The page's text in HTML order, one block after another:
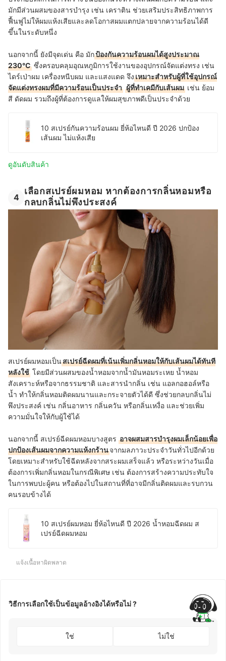
มักมีส่วนผสมของสารบำรุง เช่น เคราติน ช่วยเสริมประสิทธิภาพการ
ฟื้นฟูไม่ให้ผมแห้งเสียและลดโอกาสผมแตกปลายจากความร้อนได้ดี
ขึ้นในระดับหนึ่ง
นอกจากนี้ ยังมีจุดเด่น คือ มักป้องกันความร้อนผมได้สูงประมาณ
230°C ซึ่งครอบคลุมอุณหภูมิการใช้งานของอุปกรณ์จัดแต่งทรง เช่น
ไดร์เป่าผม เครื่องหนีบผม และแสงแดด จึงเหมาะสำหรับผู้ที่ใช้อุปกรณ์
จัดแต่งทรงผมที่มีความร้อนเป็นประจำ ผู้ที่ทำเคมีกับเส้นผม เช่น ย้อม
สี ดัดผม รวมถึงผู้ที่ต้องการดูแลให้ผมสุขภาพดีเป็นประจำด้วย
10 สเปรย์กันความร้อนผม ยี่ห้อไหนดี ปี 2026 ปกป้อง
เส้นผม ไม่แห้งเสีย
ดูอันดับสินค้า
4
เลือกสเปรย์ผมหอม หากต้องการกลิ่นหอมหรือ
กลบกลิ่นไม่พึงประสงค์
สเปรย์ผมหอมเป็นสเปรย์ฉีดผมที่เน้นเพิ่มกลิ่นหอมให้กับเส้นผมได้ทันที
หลังใช้ โดยมีส่วนผสมของน้ำหอมจากน้ำมันหอมระเหย น้ำหอม
สังเคราะห์หรือจากธรรมชาติ และสารนำกลิ่น เช่น แอลกอฮอล์หรือ
น้ำ ทำให้กลิ่นหอมติดผมนานและกระจายตัวได้ดี ซึ่งช่วยกลบกลิ่นไม่
พึงประสงค์ เช่น กลิ่นอาหาร กลิ่นควัน หรือกลิ่นเหงื่อ และช่วยเพิ่ม
ความมั่นใจให้กับผู้ใช้ได้
นอกจากนี้ สเปรย์ฉีดผมหอมบางสูตร อาจผสมสารบำรุงผมเล็กน้อยเพื่อ
ปกป้องเส้นผมจากความแห้งกร้านจากมลภาวะประจำวันทั่วไปอีกด้วย
โดยเหมาะสำหรับใช้ฉีดหลังจากสระผมเสร็จแล้ว หรือระหว่างวันเมื่อ
ต้องการเพิ่มกลิ่นหอมในกรณีพิเศษ เช่น ต้องการสร้างความประทับใจ
ในการพบปะผู้คน หรือต้องไปในสถานที่ที่อาจมีกลิ่นติดผมและรบกวน
คนรอบข้างได้
10 สเปรย์ผมหอม ยี่ห้อไหนดี ปี 2026 น้ำหอมฉีดผม ส
เปรย์ฉีดผมหอม
แจ้งเนื้อหาผิดพลาด
วิธีการเลือกใช้เป็นข้อมูลอ้างอิงได้หรือไม่ ?
ใช่ ไม่ใช่